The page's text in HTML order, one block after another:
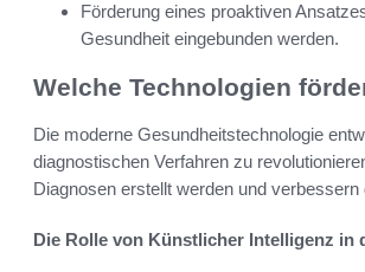
Förderung eines proaktiven
Gesundheit eingebunden werden.
Welche Technologien
Die moderne Gesundheitstechnologie
diagnostischen Verfahren zu
Diagnosen erstellt werden und
Die Rolle von Künstlicher Intelligenz in